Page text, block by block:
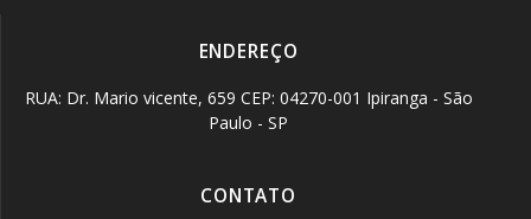
ENDEREÇO
RUA: Dr. Mario vicente, 659 CEP: 04270-001 Ipiranga - São
Paulo - SP
CONTATO